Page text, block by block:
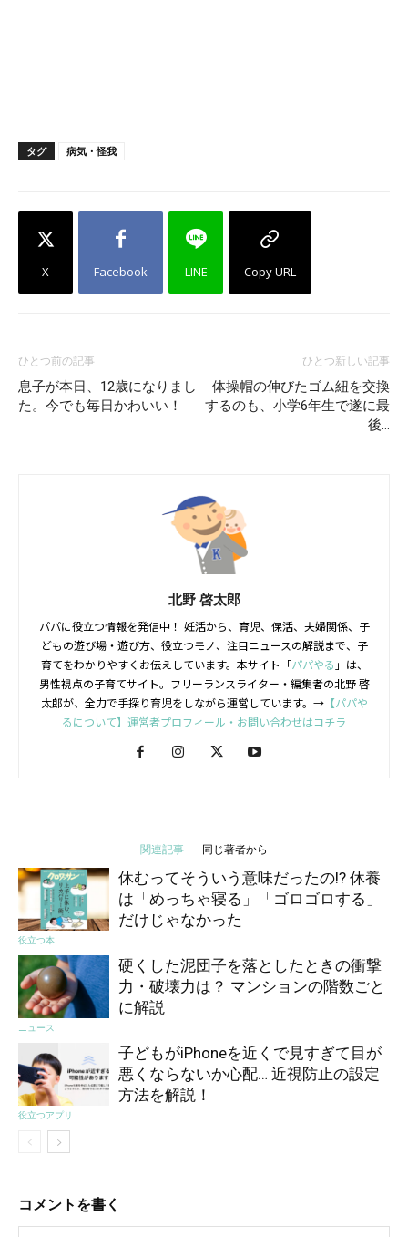
タグ 病気・怪我
X Facebook LINE Copy URL
ひとつ前の記事
息子が本日、12歳になりまし
た。今でも毎日かわいい！
ひとつ新しい記事
体操帽の伸びたゴム紐を交換
するのも、小学6年生で遂に最
後…
北野 啓太郎
パパに役立つ情報を発信中！ 妊活から、育児、保活、夫婦関係、子
どもの遊び場・遊び方、役立つモノ、注目ニュースの解説まで、子
育てをわかりやすくお伝えしています。本サイト「パパやる 」は、
男性視点の子育てサイト。フリーランスライター・編集者の北野 啓
太郎が、全力で手探り育児をしながら運営しています。→【パパや
るについて】運営者プロフィール・お問い合わせはコチラ
関連記事 同じ著者から
役立つ本
休むってそういう意味だったの!? 休養
は「めっちゃ寝る」「ゴロゴロする」
だけじゃなかった
ニュース
硬くした泥団子を落としたときの衝撃
力・破壊力は？ マンションの階数ごと
に解説
役立つアプリ
子どもがiPhoneを近くで見すぎて目が
悪くならないか心配… 近視防止の設定
方法を解説！
コメントを書く